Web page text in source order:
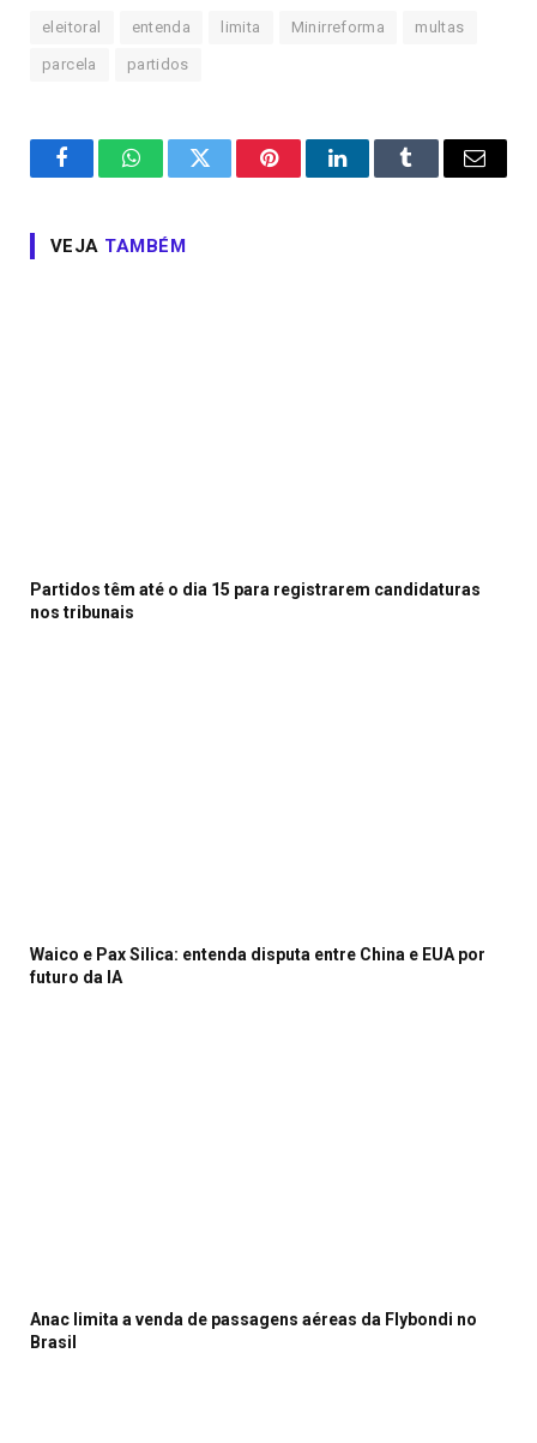
eleitoral entenda limita Minirreforma multas
parcela partidos
FacebookWhatsAppTwitter PinterestLinkedInTumblr Email
VEJA TAMBÉM
Partidos têm até o dia 15 para registrarem candidaturas
nos tribunais
Waico e Pax Silica: entenda disputa entre China e EUA por
futuro da IA
Anac limita a venda de passagens aéreas da Flybondi no
Brasil